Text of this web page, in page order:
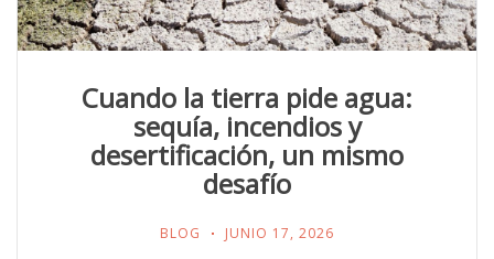
Cuando la tierra pide agua:
sequía, incendios y
desertificación, un mismo
desafío
BLOG JUNIO 17, 2026